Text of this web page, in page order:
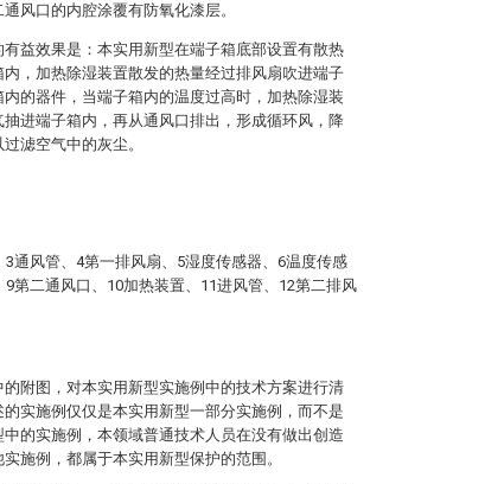
风口的内腔涂覆有防氧化漆层。
益效果是：本实用新型在端子箱底部设置有散热
，加热除湿装置散发的热量经过排风扇吹进端子
的器件，当端子箱内的温度过高时，加热除湿装
进端子箱内，再从通风口排出，形成循环风，降
滤空气中的灰尘。
通风管、4第一排风扇、5湿度传感器、6温度传感
第二通风口、10加热装置、11进风管、12第二排风
附图，对本实用新型实施例中的技术方案进行清
实施例仅仅是本实用新型一部分实施例，而不是
的实施例，本领域普通技术人员在没有做出创造
施例，都属于本实用新型保护的范围。